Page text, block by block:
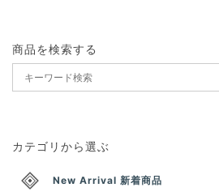
商品を検索する
カテゴリから選ぶ
New Arrival 新着商品